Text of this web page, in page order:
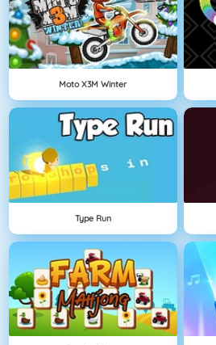
Moto X3M Winter
Type Run